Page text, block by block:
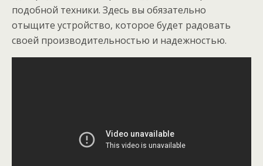
подобной техники. Здесь вы обязательно
отыщите устройство, которое будет радовать
своей производительностью и надежностью.